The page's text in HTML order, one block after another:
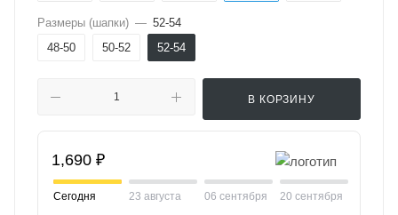
Размеры (шапки) — 52-54
48-50
50-52 52-54
В КОРЗИНУ
1,690 ₽
Сегодня 23 августа 06 сентября 20 сентября